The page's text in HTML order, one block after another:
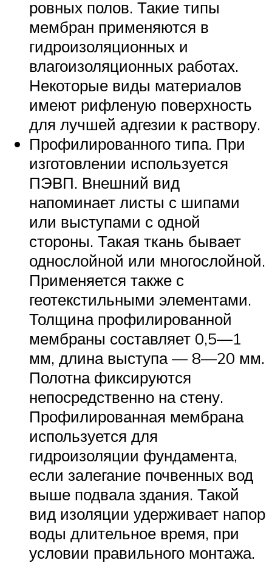
ровных полов. Такие типы
мембран применяются в
гидроизоляционных и
влагоизоляционных работах.
Некоторые виды материалов
имеют рифленую поверхность
для лучшей адгезии к раствору.
Профилированного типа. При
изготовлении используется
ПЭВП. Внешний вид
напоминает листы с шипами
или выступами с одной
стороны. Такая ткань бывает
однослойной или многослойной.
Применяется также с
геотекстильными элементами.
Толщина профилированной
мембраны составляет 0,5—1
мм, длина выступа — 8—20 мм.
Полотна фиксируются
непосредственно на стену.
Профилированная мембрана
используется для
гидроизоляции фундамента,
если залегание почвенных вод
выше подвала здания. Такой
вид изоляции удерживает напор
воды длительное время, при
условии правильного монтажа.